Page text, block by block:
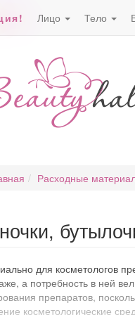
Лицо Тело
Расходные
для косметологов
а потребность в ней
препаратов,
косметологические